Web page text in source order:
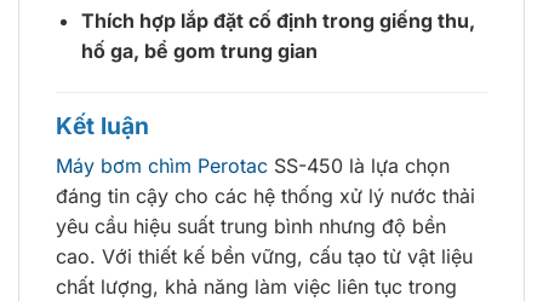
Thích hợp lắp đặt cố định trong giếng thu,
hố ga, bể gom trung gian
Kết luận
Máy bơm chìm Perotac SS-450 là lựa chọn
đáng tin cậy cho các hệ thống xử lý nước thải
yêu cầu hiệu suất trung bình nhưng độ bền
cao. Với thiết kế bền vững, cấu tạo từ vật liệu
chất lượng, khả năng làm việc liên tục trong